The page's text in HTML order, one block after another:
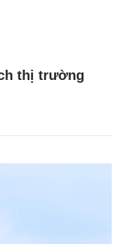
thị trường